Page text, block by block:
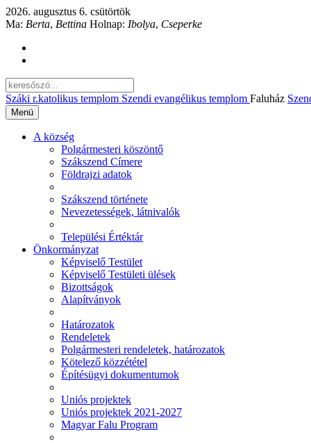
2026. augusztus 6. csütörtök
Ma: Berta, Bettina Holnap: Ibolya, Cseperke
Száki r.katolikus templom Szendi evangélikus templom Faluház
Menü
A község
Polgármesteri köszöntő
Szákszend Címere
Földrajzi adatok
Szákszend története
Nevezetességek, látnivalók
Települési Értéktár
Önkormányzat
Képviselő Testület
Képviselő Testületi ülések
Bizottságok
Alapítványok
Határozatok
Rendeletek
Polgármesteri rendeletek, határozatok
Kötelező közzététel
Építésügyi dokumentumok
Uniós projektek
Uniós projektek 2021-2027
Magyar Falu Program